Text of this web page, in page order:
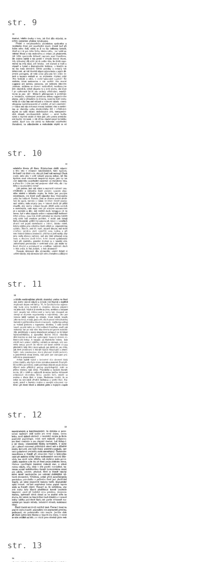
str. 9
Image
str. 10
str. 11
Image
str. 12
str. 13
Image